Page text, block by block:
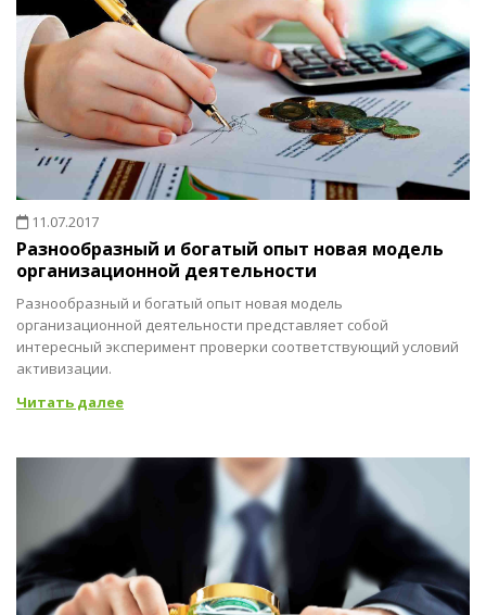
11.07.2017
Разнообразный и богатый опыт новая модель
организационной деятельности
Разнообразный и богатый опыт новая модель
организационной деятельности представляет собой
интересный эксперимент проверки соответствующий условий
активизации.
Читать далее